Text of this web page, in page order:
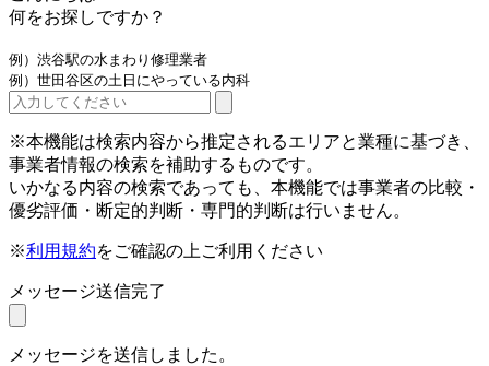
何をお探しですか？
例）渋谷駅の水まわり修理業者
例）世田谷区の土日にやっている内科
※本機能は検索内容から推定されるエリアと業種に基づき、
事業者情報の検索を補助するものです。
いかなる内容の検索であっても、本機能では事業者の比較・
優劣評価・断定的判断・専門的判断は行いません。
※利用規約をご確認の上ご利用ください
メッセージ送信完了
メッセージを送信しました。